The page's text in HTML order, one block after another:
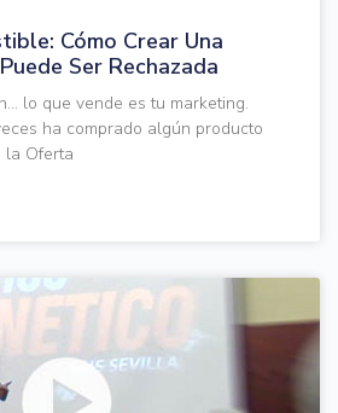
Cómo Crear Una
Ser Rechazada
lo que vende es tu marketing.
ha comprado algún producto
la Oferta